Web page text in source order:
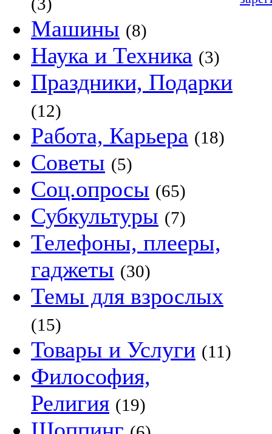
Машины (8)
Наука и Техника (3)
Праздники, Подарки
(12)
Работа, Карьера (18)
Советы (5)
Соц.опросы (65)
Субкультуры (7)
Телефоны, плееры,
гаджеты (30)
Темы для взрослых
(15)
Товары и Услуги (11)
Философия,
Религия (19)